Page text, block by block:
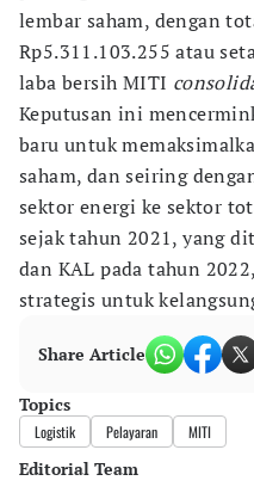
lembar saham, dengan
Rp5.311.103.255 atau
laba bersih MITI
Keputusan ini
baru untuk
saham, dan seiring
sektor energi ke sektor
sejak tahun 2021, yang
dan KAL pada tahun
strategis untuk
Share Article
Topics
Logistik Pelayaran MITI
Editorial Team